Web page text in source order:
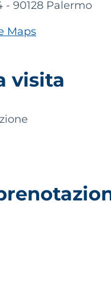
- 90128 Palermo
Maps
visita